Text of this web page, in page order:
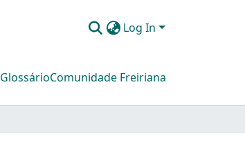
Log In
GlossárioComunidade Freiriana